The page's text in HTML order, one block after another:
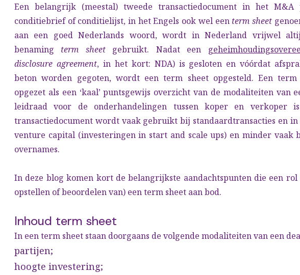
Een belangrijk (meestal) tweede transactiedocument in het M&A
conditiebrief of conditielijst, in het Engels ook wel een term sheet
aan een goed Nederlands woord, wordt in Nederland vrijwel
benaming term sheetgebruikt. Nadat een
disclosure agreement, in het kort: NDA) is gesloten en vóórdat
beton worden gegoten, wordt een term sheet opgesteld. Een
opgezet als een ‘kaal’ puntsgewijs overzicht van de modaliteiten van
leidraad voor de onderhandelingen tussen koper en verkoper
transactiedocument wordt vaak gebruikt bij standaardtransacties en
venture capital (investeringen in start and scale ups) en minder vaak
overnames.
In deze blog komen kort de belangrijkste aandachtspunten die een
opstellen of beoordelen van) een term sheet aan bod.
Inhoud term sheet
In een term sheet staan doorgaans de volgende modaliteiten van een
partijen;
hoogte investering;